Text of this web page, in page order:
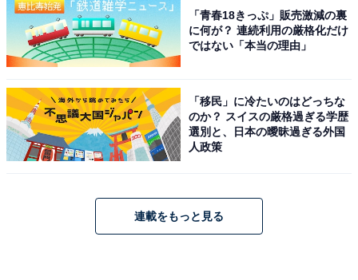
支払い回数は1回払いとなります。もし金額が大きくな
り分割で支払う場合には、定額払いの設定が必要です。
毎月の支払い金額は、元金＋手数料合計で最低1000円か
払い金額は変わります。定額払い手数料は、実質年率
15.0％となっています。
ーンを活用するのもおすすめです。繰り返しになります
が、ポイント還元を受けるにはメルペイの特設ページを
「青春18きっぷ」販売激減の裏
に何が？ 連続利用の厳格化だけ
ではない「本当の理由」
「移民」に冷たいのはどっちな
のか？ スイスの厳格過ぎる学歴
選別と、日本の曖昧過ぎる外国
人政策
連載をもっと見る